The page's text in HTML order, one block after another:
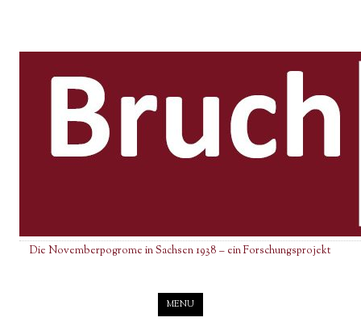
Die Novemberpogrome in Sachsen 1938 – ein Forschungsprojekt
MENU